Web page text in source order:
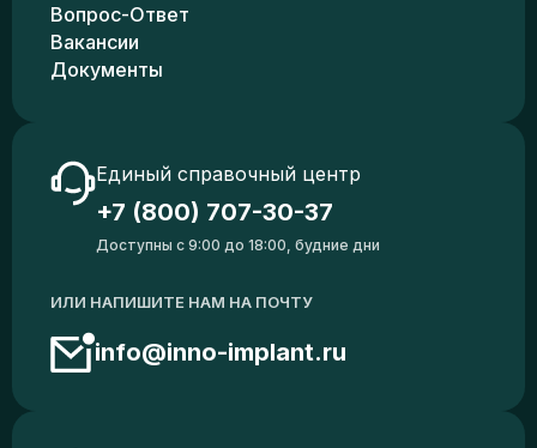
Вопрос-Ответ
Вакансии
Документы
Единый справочный центр
+7 (800) 707-30-37
Доступны с 9:00 до 18:00, будние дни
ИЛИ НАПИШИТЕ НАМ НА ПОЧТУ
info@inno-implant.ru